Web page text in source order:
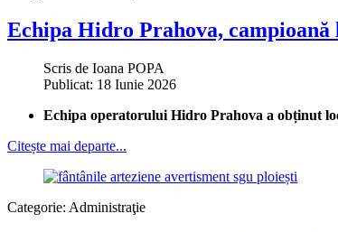
Echipa Hidro Prahova,
Scris de Ioana POPA
Publicat: 18 Iunie 2026
Echipa operatorului Hidro Prahova a obținut
Citește mai departe...
Categorie: Administraţie